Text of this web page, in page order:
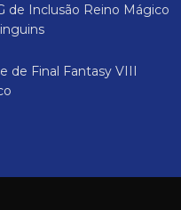
de Inclusão Reino Mágico
de Final Fantasy VIII